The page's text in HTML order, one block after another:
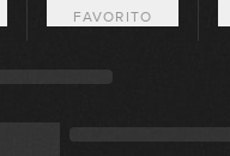
FAVORITO